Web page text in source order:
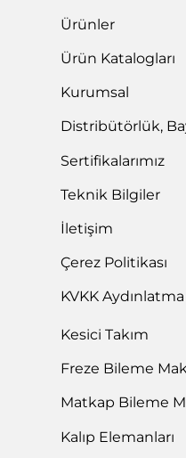
Ürünler
Ürün Katalogları
Kurumsal
Distribütörlük,
Sertifikalarımız
Teknik Bilgiler
İletişim
Çerez Politikası
KVKK
Kesici Takım
Freze Bileme
Matkap Bileme
Kalıp Elemanları